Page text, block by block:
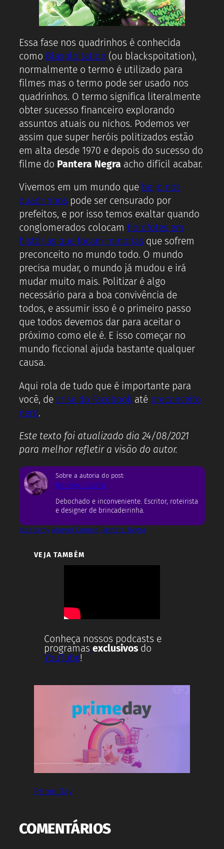
Essa fase nos quadrinhos é conhecida
como Blaxploitation (ou blackspoitation),
normalmente o termo é utilizado para
filmes mas o termo pode ser usado nos
quadrinhos. O termo significa literalmente
obter sucesso financeiro explorando
assuntos atuais ou nichos. Podemos ver
assim que super heróis politizados estão
em alta desde 1970 e depois do sucesso do
filme do Pantera Negra acho difícil acabar.
Vivemos em um mundo que beijo nos
quadrinhos pode ser censurado por
prefeitos, e por isso temos exaltar quando
conglomerados colocam holofotes em
histórias que focam minorias que sofrem
preconceito no mundo todo. O mundo
precisa mudar, o mundo já mudou e irá
mudar muito mais. Politizar é algo
necessário para a boa convivência de
todos, e assumir isso é o primeiro passo
que todos devemos dar para aceitar o
próximo como ele é. E isso começar no
mundo ficcional ajuda bastante qualquer
causa.
Aqui rola de tudo que é importante para
você, de crise do Facebook até preconceito
nerd.
Este texto foi atualizado dia 24/08/2021
para melhor refletir a visão do autor.
Sobre a autoria do post:
Rodrigo Castro
Debochado e inconveniente. Escritor, roteirista
e designer de brincadeirinha.
Jack Kirby Marvel Comics Pantera Negra
VEJA TAMBÉM
Conheça nossos podcasts e
programas exclusivos do
YouTube!
Prime Day
COMENTÁRIOS